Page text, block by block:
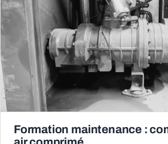
Formation maintenance :